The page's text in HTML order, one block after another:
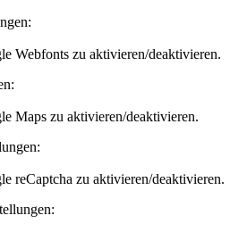
Webfonts zu aktivieren/deaktivieren.
Maps zu aktivieren/deaktivieren.
reCaptcha zu aktivieren/deaktivieren.